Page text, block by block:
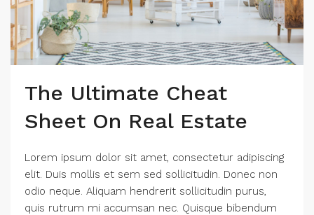
The Ultimate Cheat
Sheet On Real Estate
Lorem ipsum dolor sit amet, consectetur adipiscing
elit. Duis mollis et sem sed sollicitudin. Donec non
odio neque. Aliquam hendrerit sollicitudin purus,
quis rutrum mi accumsan nec. Quisque bibendum